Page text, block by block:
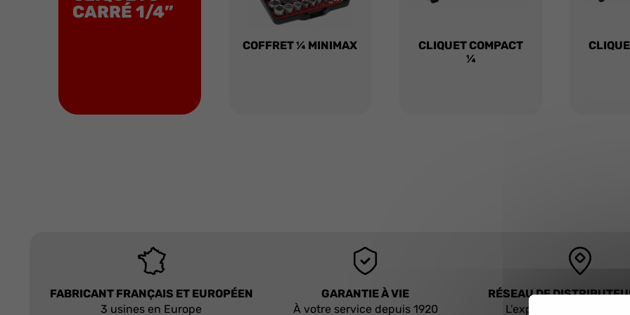
CARRÉ 1/4”
COFFRET ¼ MINIMAX
CLIQUET COMPACT
¼
FABRICANT FRANÇAIS ET EUROPÉEN
3 usines en Europe
GARANTIE À VIE
À votre service depuis 1920
RÉSEAU DE
L’expertise à portée de